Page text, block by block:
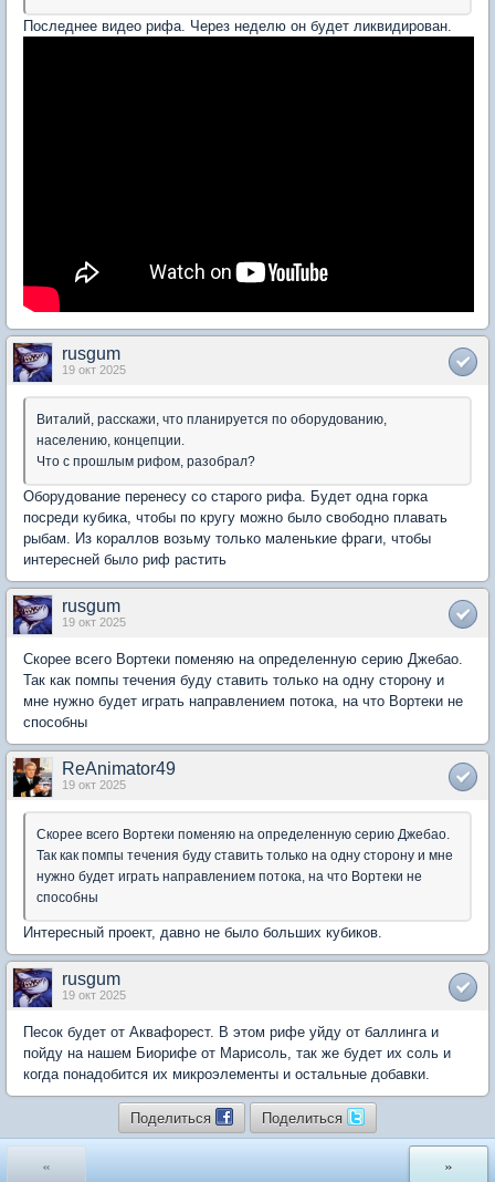
Последнее видео рифа. Через неделю он будет ликвидирован.
rusgum
19 окт 2025
Виталий, расскажи, что планируется по оборудованию,
населению, концепции.
Что с прошлым рифом, разобрал?
Оборудование перенесу со старого рифа. Будет одна горка
посреди кубика, чтобы по кругу можно было свободно плавать
рыбам. Из кораллов возьму только маленькие фраги, чтобы
интересней было риф растить
rusgum
19 окт 2025
Скорее всего Вортеки поменяю на определенную серию Джебао.
Так как помпы течения буду ставить только на одну сторону и
мне нужно будет играть направлением потока, на что Вортеки не
способны
ReAnimator49
19 окт 2025
Скорее всего Вортеки поменяю на определенную серию Джебао.
Так как помпы течения буду ставить только на одну сторону и мне
нужно будет играть направлением потока, на что Вортеки не
способны
Интересный проект, давно не было больших кубиков.
rusgum
19 окт 2025
Песок будет от Аквафорест. В этом рифе уйду от баллинга и
пойду на нашем Биорифе от Марисоль, так же будет их соль и
когда понадобится их микроэлементы и остальные добавки.
Поделиться Поделиться
« »